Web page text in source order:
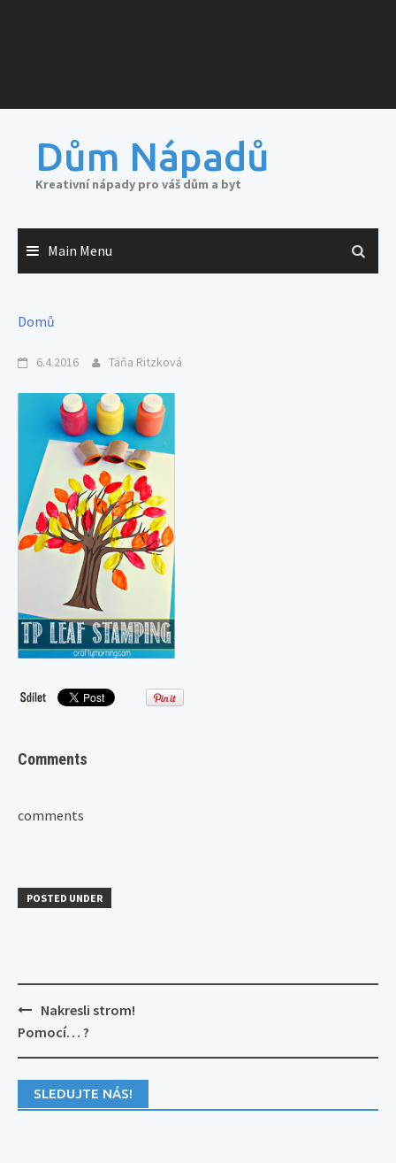
Dům Nápadů
Kreativní nápady pro váš dům a byt
Main Menu
Domů
6.4.2016 Táňa Ritzková
Comments
comments
POSTED UNDER
Post
navigation
Nakresli strom!
Pomocí… ?
SLEDUJTE NÁS!